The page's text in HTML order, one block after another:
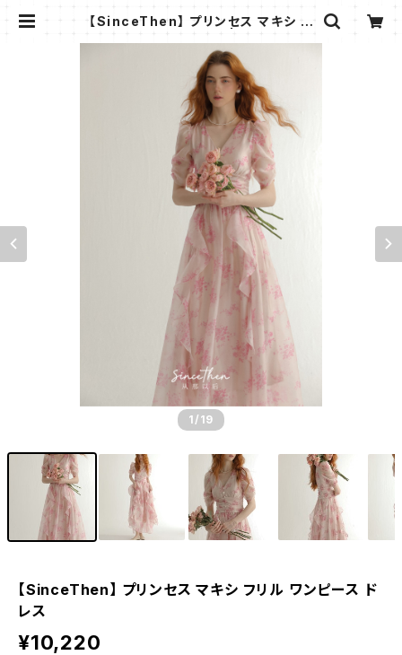
【SinceThen】 プリンセス マキシ フ
HION
1 /19
【SinceThen】 プリンセス マキシ フリル ワンピース ド
レス
¥10,220